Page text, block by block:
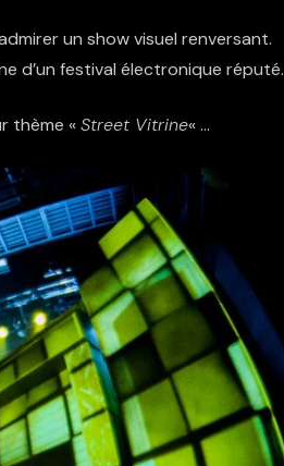
un show visuel renversant.
d’un festival électronique réputé.
thème «Street Vitrine« …